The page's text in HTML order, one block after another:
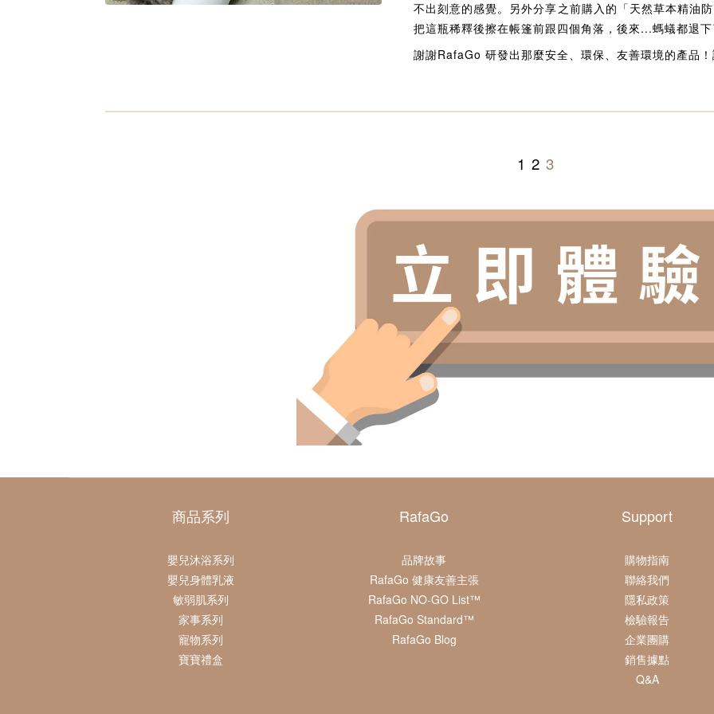
不出刻意的感覺。另外分享之前購入的「天然草本精油
把這瓶稀釋後擦在帳篷前跟四個角落，後來...螞蟻都退
謝謝RafaGo 研發出那麼安全、環保、友善環境的產品
1 2 3
商品系列
嬰兒沐浴系列
嬰兒身體乳液
敏弱肌系列
家事系列
寵物系列
寶寶禮盒
RafaGo
品牌故事
RafaGo 健康友善主張
RafaGo NO-GO List™
RafaGo Standard™
RafaGo Blog
Support
購物指南
聯絡我們
隱私政策
檢驗報告
企業團購
銷售據點
Q&A